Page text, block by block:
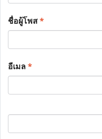
ชื่อผู้โพส*
อีเมล*